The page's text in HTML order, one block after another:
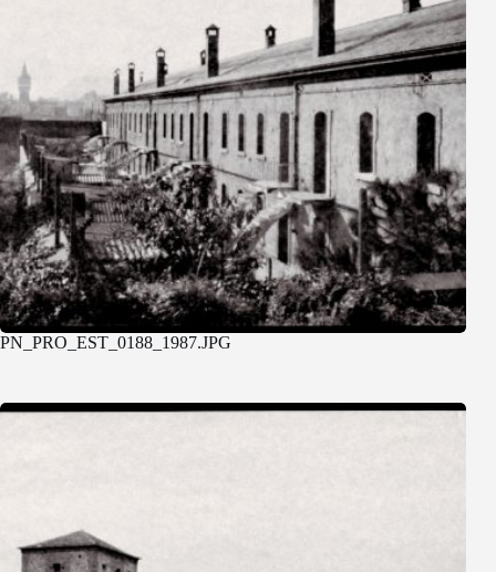
PN_PRO_EST_0188_1987.JPG